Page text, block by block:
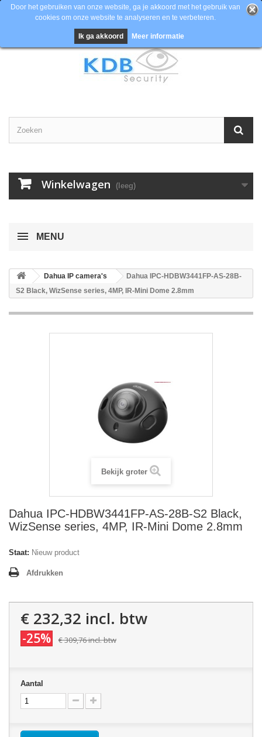
Contacteer ons
Winkelwagen (leeg)
Door het gebruiken van onze website, ga je akkoord met het gebruik van
cookies om onze website te analyseren en te verbeteren.
Ik ga akkoord Meer informatie
MENU
Dahua IP camera's
Dahua IPC-HDBW3441FP-AS-28B-
S2 Black, WizSense series, 4MP, IR-Mini Dome 2.8mm
Bekijk groter
Dahua IPC-HDBW3441FP-AS-28B-S2 Black,
WizSense series, 4MP, IR-Mini Dome 2.8mm
Staat: Nieuw product
Afdrukken
€ 232,32 incl. btw
-25% € 309,76incl. btw
Aantal